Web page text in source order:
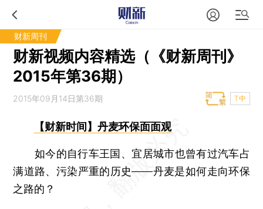
财新周刊
财新视频内容精选（《财新周刊》
2015年第36期）
2015年09月14日第36期 T中
【财新时间】丹麦环保面面观
如今的自行车王国、宜居城市也曾有过汽车占
满道路、污染严重的历史——丹麦是如何走向环保
之路的？